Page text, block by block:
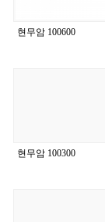
현무암 100600
현무암 100300